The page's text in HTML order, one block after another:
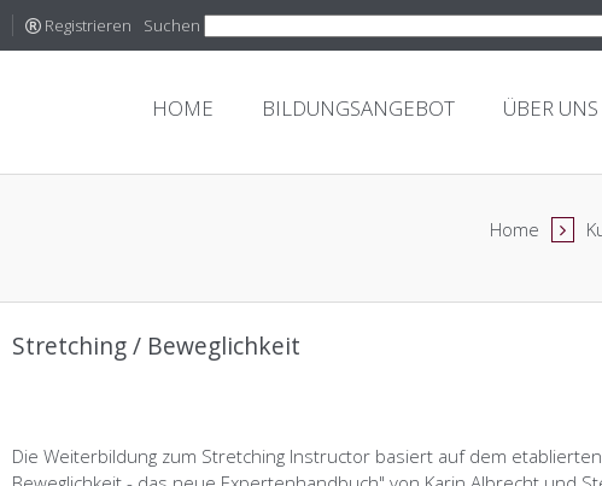
Registrieren Suchen
HOME BILDUNGSANGEBOT ÜBER UNS
Home
Stretching / Beweglichkeit
Die Weiterbildung zum Stretching Instructor basiert auf dem